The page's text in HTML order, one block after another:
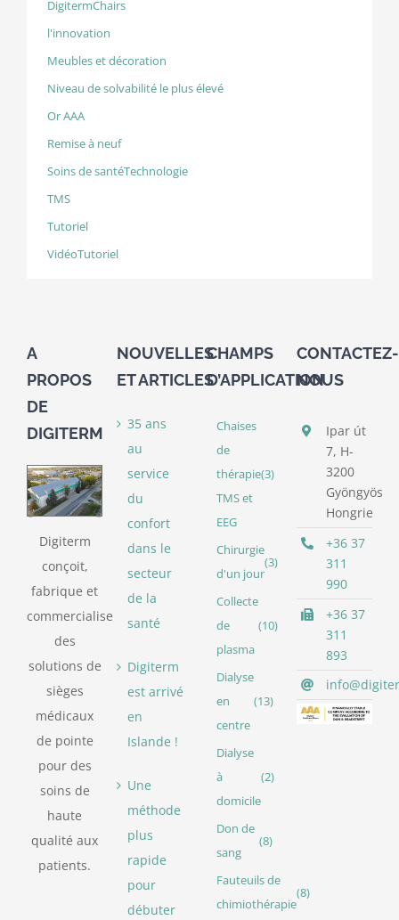
DigitermChairs
l'innovation
Meubles et décoration
Niveau de solvabilité le plus élevé
Or AAA
Remise à neuf
Soins de santéTechnologie
TMS
Tutoriel
VidéoTutoriel
A
PROPOS
DE
DIGITERM
Digiterm
conçoit,
fabrique et
commercialise
des
solutions de
sièges
médicaux
de pointe
pour des
soins de
haute
qualité aux
patients.
NOUVELLES
ET ARTICLES
35 ans
au
service
du
confort
dans le
secteur
de la
santé
Digiterm
est arrivé
en
Islande !
Une
méthode
plus
rapide
pour
débuter
CHAMPS
D’APPLICATION
Chaises
de
thérapie
TMS et
EEG
(3)
Chirurgie
d'un jour
(3)
Collecte
de
plasma
(10)
Dialyse
en
centre
(13)
Dialyse
à
domicile
(2)
Don de
sang
(8)
Fauteuils de
chimiothérapie
(8)
CONTACTEZ-
NOUS
Ipar út
7, H-
3200
Gyöngyös
Hongrie
+36 37
311
990
+36 37
311
893